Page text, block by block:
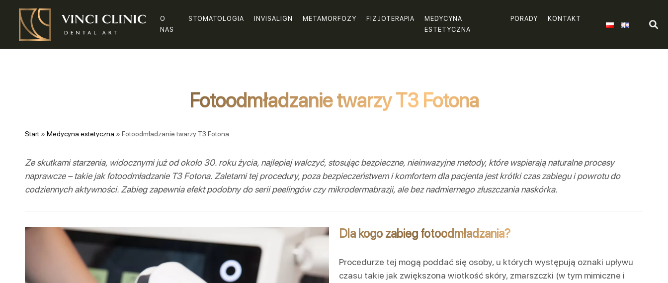
O
NAS
STOMATOLOGIA INVISALIGN METAMORFOZY FIZJOTERAPIA
MEDYCYNA
ESTETYCZNA
PORADY KONTAKT
Fotoodmładzanie twarzy T3 Fotona
Start » Medycyna estetyczna » Fotoodmładzanie twarzy T3 Fotona
Ze skutkami starzenia, widocznymi już od około 30. roku życia, najlepiej walczyć, stosując bezpieczne, nieinwazyjne metody, które wspierają naturalne procesy
naprawcze – takie jak fotoodmładzanie T3 Fotona. Zaletami tej procedury, poza bezpieczeństwem i komfortem dla pacjenta jest krótki czas zabiegu i powrotu do
codziennych aktywności. Zabieg zapewnia efekt podobny do serii peelingów czy mikrodermabrazji, ale bez nadmiernego złuszczania naskórka.
Dla kogo zabieg fotoodmładzania?
Procedurze tej mogą poddać się osoby, u których występują oznaki upływu
czasu takie jak zwiększona wiotkość skóry, zmarszczki (w tym mimiczne i